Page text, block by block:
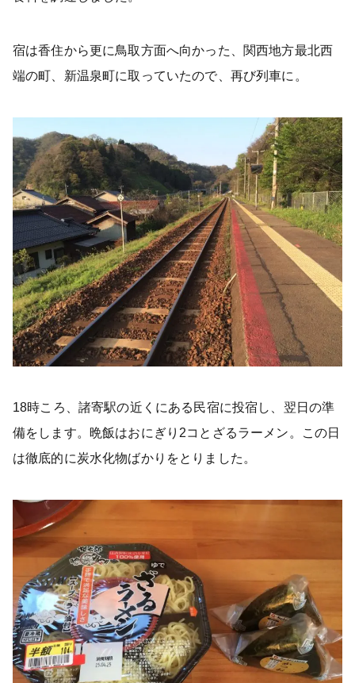
宿は香住から更に鳥取方面へ向かった、関西地方最北西
端の町、新温泉町に取っていたので、再び列車に。
18時ころ、諸寄駅の近くにある民宿に投宿し、翌日の準
備をします。晩飯はおにぎり2コとざるラーメン。この日
は徹底的に炭水化物ばかりをとりました。